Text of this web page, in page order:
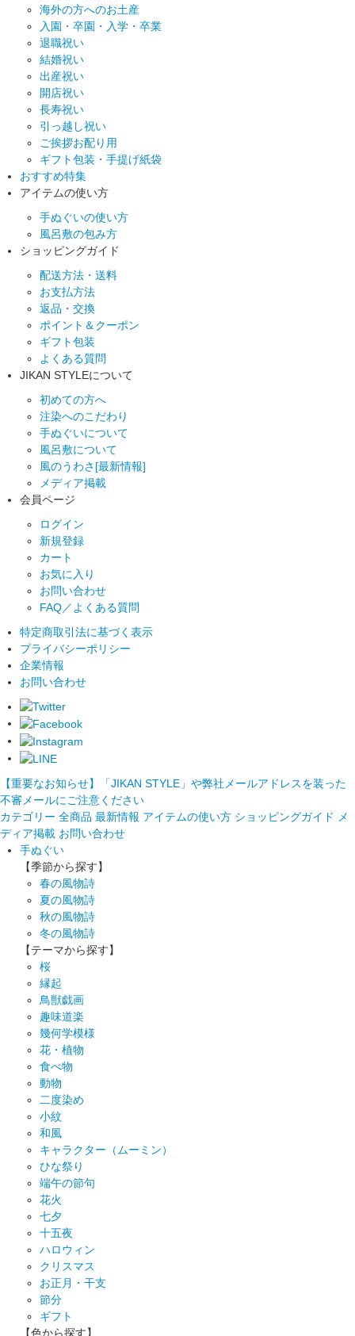
海外の方へのお土産
入園・卒園・入学・卒業
退職祝い
結婚祝い
出産祝い
開店祝い
長寿祝い
引っ越し祝い
ご挨拶お配り用
ギフト包装・手提げ紙袋
おすすめ特集
アイテムの使い方
手ぬぐいの使い方
風呂敷の包み方
ショッピングガイド
配送方法・送料
お支払方法
返品・交換
ポイント＆クーポン
ギフト包装
よくある質問
JIKAN STYLEについて
初めての方へ
注染へのこだわり
手ぬぐいについて
風呂敷について
風のうわさ[最新情報]
メディア掲載
会員ページ
ログイン
新規登録
カート
お気に入り
お問い合わせ
FAQ／よくある質問
特定商取引法に基づく表示
プライバシーポリシー
企業情報
お問い合わせ
【重要なお知らせ】「JIKAN STYLE」や弊社メールアドレスを装った
不審メールにご注意ください
カテゴリー 全商品 最新情報 アイテムの使い方 ショッピングガイド
メ
ディア掲載 お問い合わせ
手ぬぐい
【季節から探す】
春の風物詩
夏の風物詩
秋の風物詩
冬の風物詩
【テーマから探す】
桜
縁起
鳥獣戯画
趣味道楽
幾何学模様
花・植物
食べ物
動物
二度染め
小紋
和風
キャラクター（ムーミン）
ひな祭り
端午の節句
花火
七夕
十五夜
ハロウィン
クリスマス
お正月・干支
節分
ギフト
【色から探す】